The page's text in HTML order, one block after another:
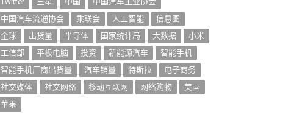
中国汽车流通协会
乘联会 人工智能
信息图
全球
出货量 半导体 国家统计局 大数据
小米
工信部
平板电脑 投资 新能源汽车
智能手机
智能手机厂商出货量
汽车销量 特斯拉
电子商务
社交媒体
社交网络 移动互联网 网络购物
美国
苹果